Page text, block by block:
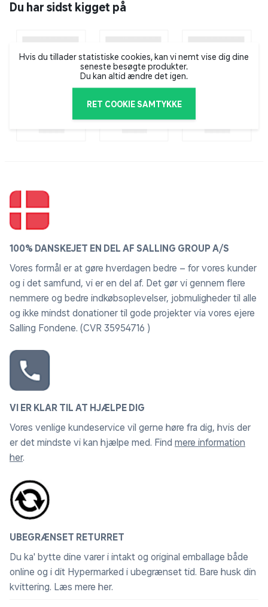
Perfect Fit er premiumfoder til både hunde og katte,
behov gennem et dyreliv. Foderet er udviklet sammen
med dyrlæger og eksperter fra det britiske Waltham
Petcare Science Institute, som forsker og udvikler
inden for dyreernæring.
Du har sidst kigget på
Hvis du tillader statistiske cookies, kan vi nemt vise dig dine
seneste besøgte produkter.
Du kan altid ændre det igen.
RET COOKIE SAMTYKKE
100% DANSKEJET EN DEL AF SALLING GROUP A/S
Vores formål er at gøre hverdagen bedre – for vores kunder
og i det samfund, vi er en del af. Det gør vi gennem flere
nemmere og bedre indkøbsoplevelser, jobmuligheder til alle
og ikke mindst donationer til gode projekter via vores ejere
Salling Fondene. (CVR 35954716 )
VI ER KLAR TIL AT HJÆLPE DIG
Vores venlige kundeservice vil gerne høre fra dig, hvis der
er det mindste vi kan hjælpe med. Find mere information
her.
UBEGRÆNSET RETURRET
Du ka' bytte dine varer i intakt og original emballage både
online og i dit Hypermarked i ubegrænset tid. Bare husk din
kvittering. Læs mere her.